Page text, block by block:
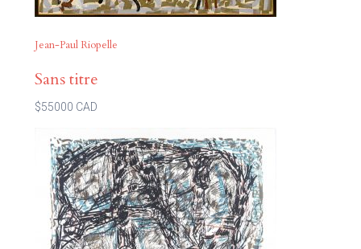
Jean-Paul Riopelle
Sans titre
$55000 CAD